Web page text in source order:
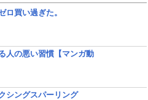
ロ買い過ぎた。
人の悪い習慣【マンガ動
シングスパーリング